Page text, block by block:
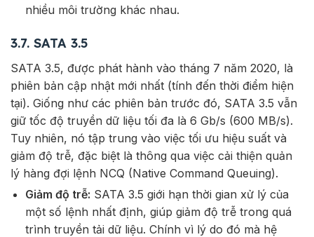
nhiều môi trường khác nhau.
3.7. SATA 3.5
SATA 3.5, được phát hành vào tháng 7 năm 2020, là
phiên bản cập nhật mới nhất (tính đến thời điểm hiện
tại). Giống như các phiên bản trước đó, SATA 3.5 vẫn
giữ tốc độ truyền dữ liệu tối đa là 6 Gb/s (600 MB/s).
Tuy nhiên, nó tập trung vào việc tối ưu hiệu suất và
giảm độ trễ, đặc biệt là thông qua việc cải thiện quản
lý hàng đợi lệnh NCQ (Native Command Queuing).
Giảm độ trễ: SATA 3.5 giới hạn thời gian xử lý của
một số lệnh nhất định, giúp giảm độ trễ trong quá
trình truyền tải dữ liệu. Chính vì lý do đó mà hệ